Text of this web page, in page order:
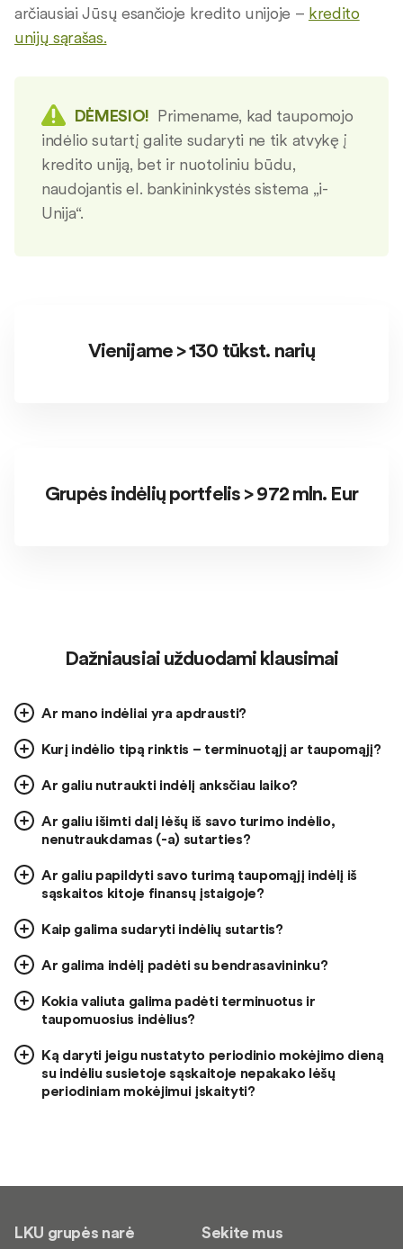
arčiausiai Jūsų esančioje kredito unijoje – kredito
unijų sąrašas.
DĖMESIO! Primename, kad taupomojo
indėlio sutartį galite sudaryti ne tik atvykę į
kredito uniją, bet ir nuotoliniu būdu,
naudojantis el. bankininkystės sistema „i-
Unija“.
Vienijame > 130 tūkst. narių
Grupės indėlių portfelis > 972 mln. Eur
Dažniausiai užduodami klausimai
Ar mano indėliai yra apdrausti?
Kurį indėlio tipą rinktis – terminuotąjį ar taupomąjį?
Ar galiu nutraukti indėlį anksčiau laiko?
Ar galiu išimti dalį lėšų iš savo turimo indėlio,
nenutraukdamas (-a) sutarties?
Ar galiu papildyti savo turimą taupomąjį indėlį iš
sąskaitos kitoje finansų įstaigoje?
Kaip galima sudaryti indėlių sutartis?
Ar galima indėlį padėti su bendrasavininku?
Kokia valiuta galima padėti terminuotus ir
taupomuosius indėlius?
Ką daryti jeigu nustatyto periodinio mokėjimo dieną
su indėliu susietoje sąskaitoje nepakako lėšų
periodiniam mokėjimui įskaityti?
LKU grupės narė Sekite mus